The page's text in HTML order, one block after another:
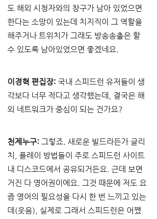
도 해외 시청자와의 창구가 남아 있었으면
한다는 소망이 있는데 치지직이 그 역할을
해주거나 트위치가 그래도 방송송출은 할
수 있도록 남아있었으면 좋겠네요.
이경혁 편집장: 국내 스피드런 유저들이 생
각보다 너무 적다고 생각했는데, 결국은 해
외 네트워크가 중심이 되는 건가요?
천제누구: 그렇죠. 새로운 빌드라든가 글리
치, 플레이 방법들이 주로 스피드런 사이트
내 디스코드에서 공유되거든요. 근데 보면
거진 다 영어권이에요. 그것 때문에 저도 요
즘 영어의 필요성을 다시 한 번 느끼고 있는
데(웃음), 실제로 그래서 스피드런은 어쨌